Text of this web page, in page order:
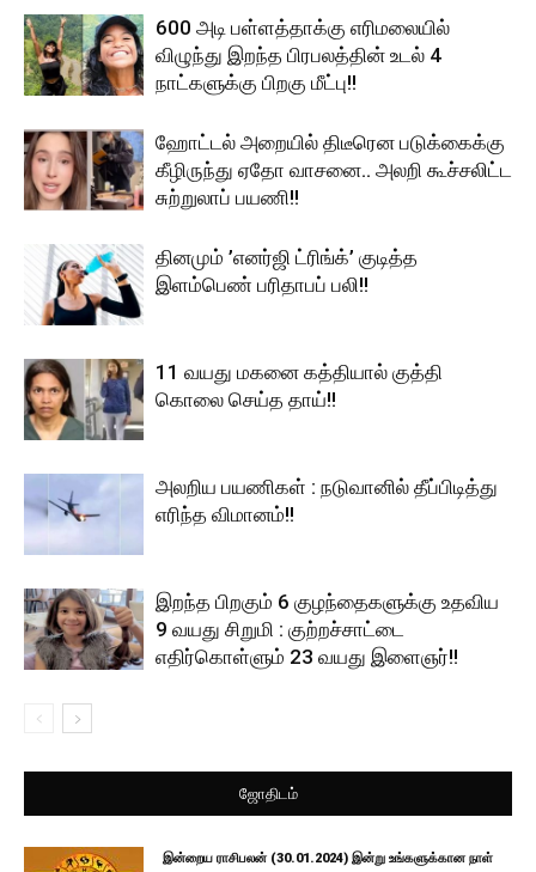
600 அடி பள்ளத்தாக்கு எரிமலையில்
விழுந்து இறந்த பிரபலத்தின் உடல் 4
நாட்களுக்கு பிறகு மீட்பு!!
ஹோட்டல் அறையில் திடீரென படுக்கைக்கு
கீழிருந்து ஏதோ வாசனை.. அலறி கூச்சலிட்ட
சுற்றுலாப் பயணி!!
தினமும் ’எனர்ஜி ட்ரிங்க்’ குடித்த
இளம்பெண் பரிதாபப் பலி!!
11 வயது மகனை கத்தியால் குத்தி
கொலை செய்த தாய்!!
அலறிய பயணிகள் : நடுவானில் தீப்பிடித்து
எரிந்த விமானம்!!
இறந்த பிறகும் 6 குழந்தைகளுக்கு உதவிய
9 வயது சிறுமி : குற்றச்சாட்டை
எதிர்கொள்ளும் 23 வயது இளைஞர்!!
ஜோதிடம்
இன்றைய ராசிபலன் (30.01.2024) இன்று உங்களுக்கான நாள்